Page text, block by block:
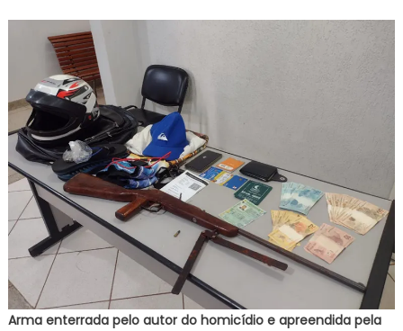
Arma enterrada pelo autor do homicídio e apreendida pela